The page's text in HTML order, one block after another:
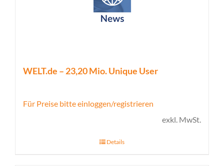
WELT.de – 23,20 Mio. Unique User
Für Preise bitte einloggen/registrieren
exkl. MwSt.
Details